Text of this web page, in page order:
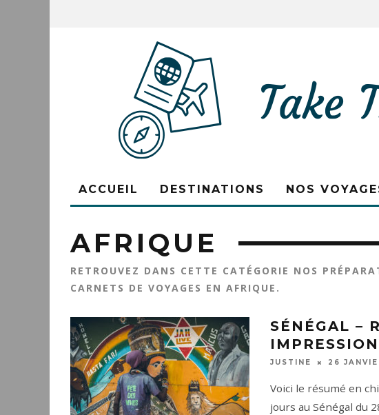
ACCUEIL DESTINATIONS NOS
AFRIQUE
RETROUVEZ DANS CETTE CATÉGORIE NOS
CARNETS DE VOYAGES EN AFRIQUE.
SÉNÉGAL –
JUSTINE 26
Voici le résumé en
jours au Sénégal du